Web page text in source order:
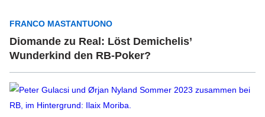
FRANCO MASTANTUONO
Diomande zu Real: Löst Demichelis’
Wunderkind den RB-Poker?